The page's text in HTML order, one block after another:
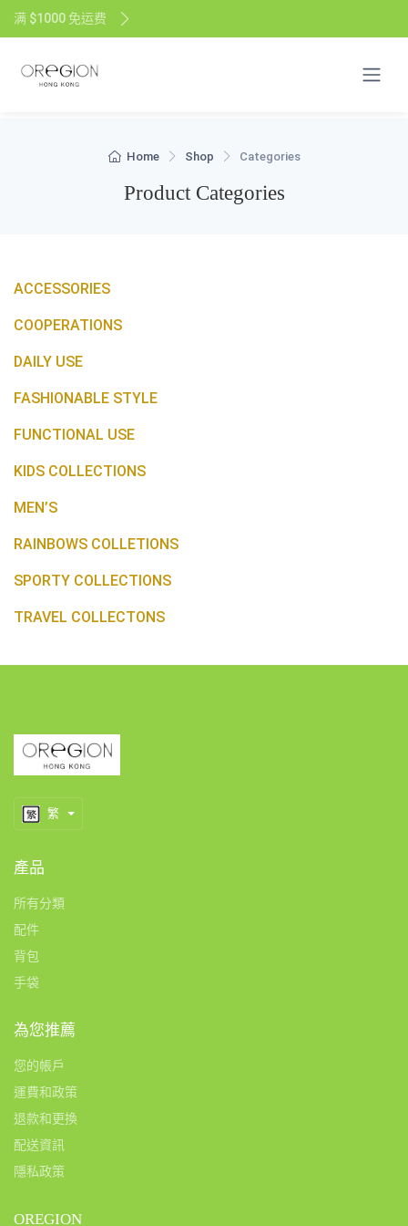
满 $1000 免运费
Home Shop Categories
Product Categories
ACCESSORIES
COOPERATIONS
DAILY USE
FASHIONABLE STYLE
FUNCTIONAL USE
KIDS COLLECTIONS
MEN’S
RAINBOWS COLLETIONS
SPORTY COLLECTIONS
TRAVEL COLLECTONS
繁
產品
所有分類
配件
背包
手袋
為您推薦
您的帳戶
運費和政策
退款和更換
配送資訊
隱私政策
OREGION